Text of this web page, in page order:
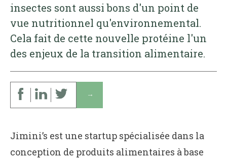
insectes sont aussi bons d'un point de
vue nutritionnel qu'environnemental.
Cela fait de cette nouvelle protéine l'un
des enjeux de la transition alimentaire.
↓
Jimini’s est une startup spécialisée dans la
conception de produits alimentaires à base